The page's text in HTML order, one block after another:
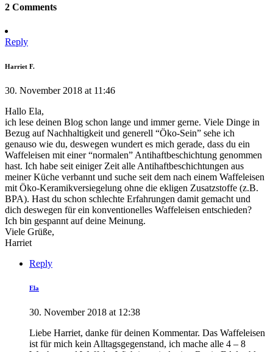
2 Comments
Reply
Harriet F.
30. November 2018 at 11:46
Hallo Ela,
ich lese deinen Blog schon lange und immer gerne. Viele Dinge in
Bezug auf Nachhaltigkeit und generell “Öko-Sein” sehe ich
genauso wie du, deswegen wundert es mich gerade, dass du ein
Waffeleisen mit einer “normalen” Antihaftbeschichtung genommen
hast. Ich habe seit einiger Zeit alle Antihaftbeschichtungen aus
meiner Küche verbannt und suche seit dem nach einem Waffeleisen
mit Öko-Keramikversiegelung ohne die ekligen Zusatzstoffe (z.B.
BPA). Hast du schon schlechte Erfahrungen damit gemacht und
dich deswegen für ein konventionelles Waffeleisen entschieden?
Ich bin gespannt auf deine Meinung.
Viele Grüße,
Harriet
Reply
Ela
30. November 2018 at 12:38
Liebe Harriet, danke für deinen Kommentar. Das Waffeleisen
ist für mich kein Alltagsgegenstand, ich mache alle 4 – 8